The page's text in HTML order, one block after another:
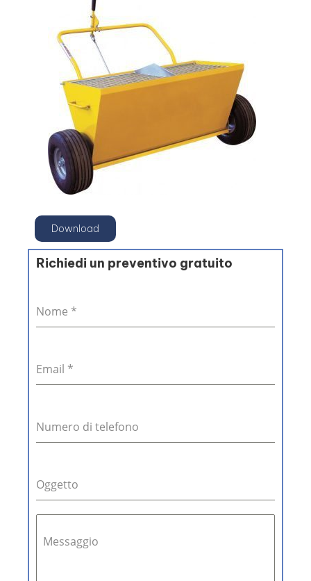
Download
Richiedi un preventivo gratuito
Nome *
Email *
Numero di telefono
Oggetto
Messaggio